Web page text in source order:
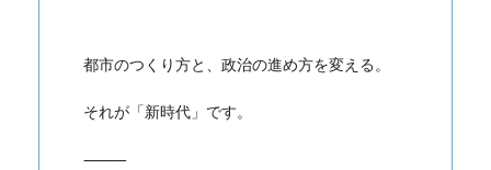
都市のつくり方と、政治の進め方を変える。
それが「新時代」です。
⸻